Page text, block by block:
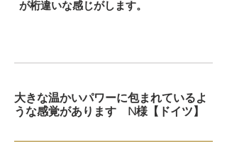
が桁違いな感じがします。
大きな温かいパワーに包まれているよ
うな感覚があります N様【ドイツ】